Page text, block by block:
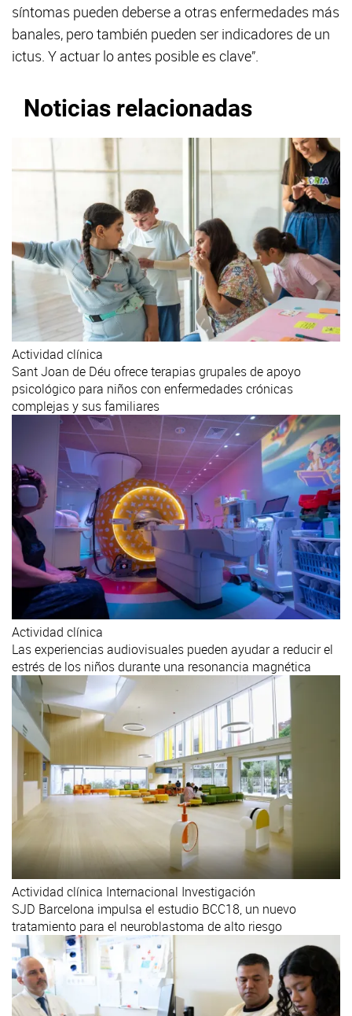
síntomas pueden deberse a otras enfermedades más
banales, pero también pueden ser indicadores de un
ictus. Y actuar lo antes posible es clave”.
Noticias relacionadas
Actividad clínica
Sant Joan de Déu ofrece terapias grupales de apoyo
psicológico para niños con enfermedades crónicas
complejas y sus familiares
Actividad clínica
Las experiencias audiovisuales pueden ayudar a reducir el
estrés de los niños durante una resonancia magnética
Actividad clínica Internacional Investigación
SJD Barcelona impulsa el estudio BCC18, un nuevo
tratamiento para el neuroblastoma de alto riesgo